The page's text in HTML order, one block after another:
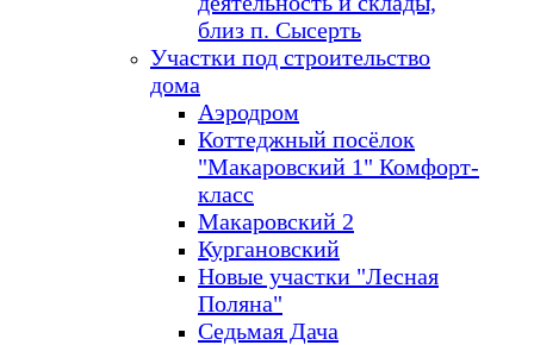
близ п. Сысерть
Участки под строительство
дома
Аэродром
Коттеджный посёлок
"Макаровский 1" Комфорт-
класс
Макаровский 2
Кургановский
Новые участки "Лесная
Поляна"
Седьмая Дача